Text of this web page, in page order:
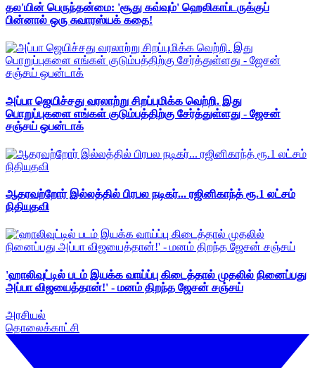
தல'யின் பெருந்தன்மை: 'சூது கவ்வும்' ஹெலிகாப்டருக்குப்
பின்னால் ஒரு சுவாரஸ்யக் கதை!
அப்பா ஜெயிச்சது வரலாற்று சிறப்புமிக்க வெற்றி. இது
பொறுப்புகளை எங்கள் குடும்பத்திற்கு சேர்த்துள்ளது - ஜேசன்
சஞ்சய் ஒபன்டாக்
ஆதரவற்றோர் இல்லத்தில் பிரபல நடிகர்... ரஜினிகாந்த் ரூ.1 லட்சம்
நிதியுதவி
'ஹாலிவுட்டில் படம் இயக்க வாய்ப்பு கிடைத்தால் முதலில் நினைப்பது
அப்பா விஜயைத்தான்!' - மனம் திறந்த ஜேசன் சஞ்சய்
அரசியல்
தொலைக்காட்சி